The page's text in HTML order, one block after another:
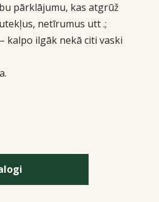
pārklājumu, kas atgrūž
netīrumus utt .;
kalpo ilgāk nekā citi vaski